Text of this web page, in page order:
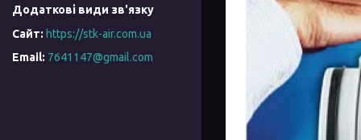
https://stk-air.com.ua
7641147@gmail.com